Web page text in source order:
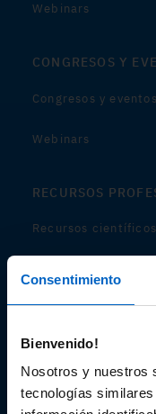
Consentimiento
Bienvenido!
Nosotros y nuestros
tecnologías
Webinars
CONGRESOS Y
Congresos y eventos
Webinars
RECURSOS
Recursos científicos
Audiovisual
Espacio de